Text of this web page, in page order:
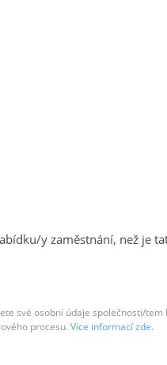
y zaměstnání, než je
své osobní údaje společnosti/
procesu. Více informací zde.